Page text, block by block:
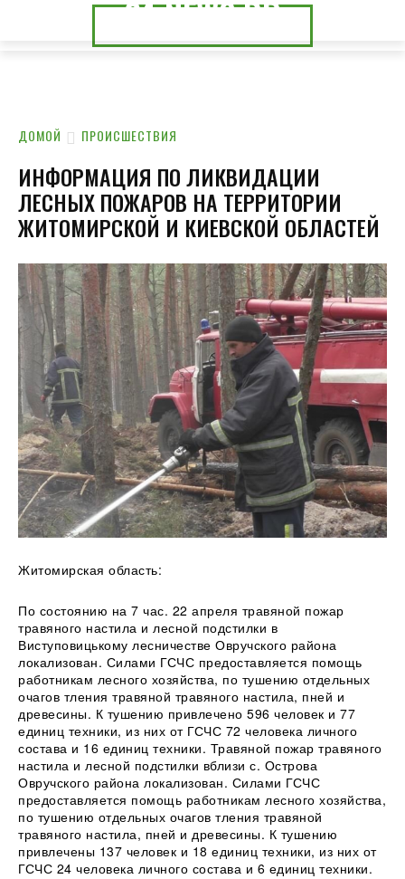
24.NEWS.CK
24.NEWS.DP
ДОМОЙ ПРОИСШЕСТВИЯ
ИНФОРМАЦИЯ ПО ЛИКВИДАЦИИ
ЛЕСНЫХ ПОЖАРОВ НА ТЕРРИТОРИИ
ЖИТОМИРСКОЙ И КИЕВСКОЙ ОБЛАСТЕЙ
Житомирская область:
По состоянию на 7 час. 22 апреля травяной пожар
травяного настила и лесной подстилки в
Виступовицькому лесничестве Овручского района
локализован. Силами ГСЧС предоставляется помощь
работникам лесного хозяйства, по тушению отдельных
очагов тления травяной травяного настила, пней и
древесины. К тушению привлечено 596 человек и 77
единиц техники, из них от ГСЧС 72 человека личного
состава и 16 единиц техники. Травяной пожар травяного
настила и лесной подстилки вблизи с. Острова
Овручского района локализован. Силами ГСЧС
предоставляется помощь работникам лесного хозяйства,
по тушению отдельных очагов тления травяной
травяного настила, пней и древесины. К тушению
привлечены 137 человек и 18 единиц техники, из них от
ГСЧС 24 человека личного состава и 6 единиц техники.